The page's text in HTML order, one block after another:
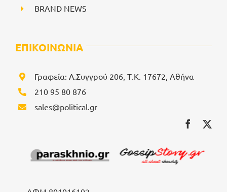
BRAND NEWS
ΕΠΙΚΟΙΝΩΝΙΑ
Γραφεία: Λ.Συγγρού 206, Τ.Κ. 17672, Αθήνα
210 95 80 876
sales@political.gr